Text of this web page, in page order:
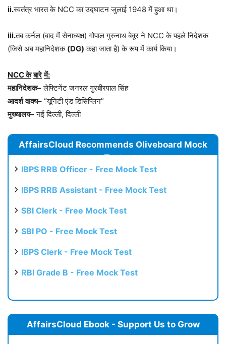
ii.स्वतंत्र भारत के NCC का उद्घाटन जुलाई 1948 में हुआ था।
iii.तब कर्नल (बाद में सेनाध्यक्ष) गोपाल गुरुनाथ बेवूर ने NCC के पहले निदेशक
(जिसे अब महानिदेशक (DG) कहा जाता है) के रूप में कार्य किया।
NCCके बारे में:
महानिदेशक–लेफ्टिनेंट जनरल गुरबीरपाल सिंह
आदर्श वाक्य– “यूनिटी एंड डिसिप्लिन”
मुख्यालय–नई दिल्ली, दिल्ली
AffairsCloud Recommends Oliveboard Mock
Test
IBPS RRB Officer - Free Mock Test
IBPS RRB Assistant - Free Mock Test
SBI Clerk - Free Mock Test
SBI PO - Free Mock Test
IBPS Clerk - Free Mock Test
RBI Grade B - Free Mock Test
AffairsCloud Ebook - Support Us to Grow